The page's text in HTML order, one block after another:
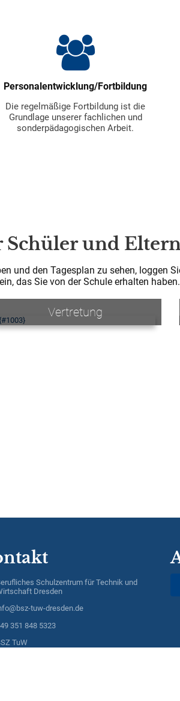
Personalentwicklung/Fortbildung
Die regelmäßige Fortbildung ist die
Grundlage unserer fachlichen und
sonderpädagogischen Arbeit.
Schüler und
und den Tagesplan zu sehen, loggen
das Sie von der Schule erhalten haben.
Vertretung
Schulzentrum für Technik und
Dresden
tuw-dresden.de
351 848 5323
TuW